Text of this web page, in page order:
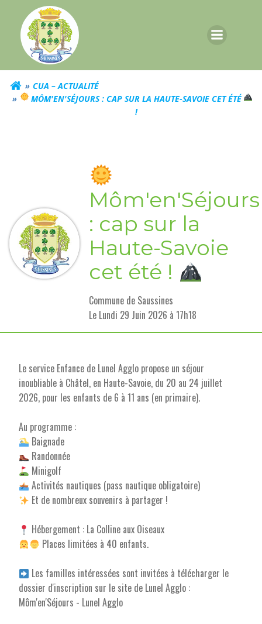
contenu
CUA – ACTUALITÉ
MÔM'EN'SÉJOURS : CAP SUR LA HAUTE-SAVOIE CET ÉTÉ
!
Môm'en'Séjours
: cap sur la
Haute-Savoie
cet été !
Commune de Saussines
Le Lundi 29 Juin 2026 à 17h18
Le service Enfance de Lunel Agglo propose un séjour
inoubliable à Châtel, en Haute-Savoie, du 20 au 24 juillet
2026, pour les enfants de 6 à 11 ans (en primaire).
Au programme :
Baignade
Randonnée
Minigolf
Activités nautiques (pass nautique obligatoire)
Et de nombreux souvenirs à partager !
Hébergement : La Colline aux Oiseaux
Places limitées à 40 enfants.
Les familles intéressées sont invitées à télécharger le
dossier d'inscription sur le site de Lunel Agglo :
Môm'en'Séjours - Lunel Agglo